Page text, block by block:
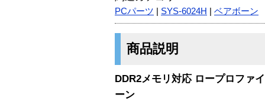
PCパーツ SYS-6024H ベアボーン
商品説明
DDR2メモリ対応 ロープロファ
ーン